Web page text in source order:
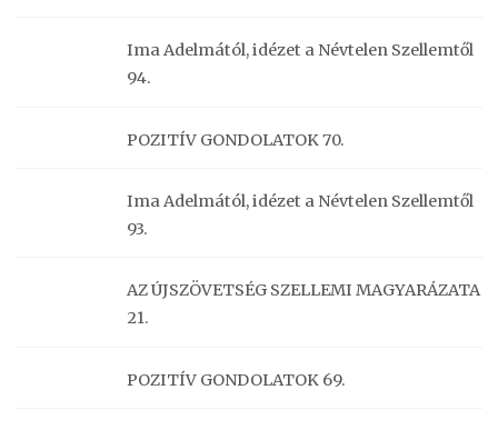
Ima Adelmától, idézet a Névtelen Szellemtől
94.
POZITÍV GONDOLATOK 70.
Ima Adelmától, idézet a Névtelen Szellemtől
93.
AZ ÚJSZÖVETSÉG SZELLEMI MAGYARÁZATA
21.
POZITÍV GONDOLATOK 69.